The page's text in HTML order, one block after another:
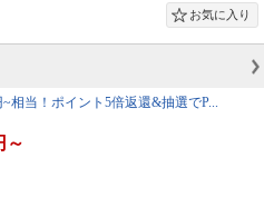
~相当！ポイント5倍返還&抽選でP...
～